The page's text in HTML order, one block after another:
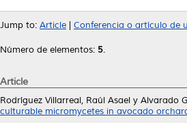
Jump to: Article Conferencia o artículo de
Número de elementos: 5.
Article
Rodríguez Villarreal, Raúl Asael y Alvarado
culturable micromycetes in avocado